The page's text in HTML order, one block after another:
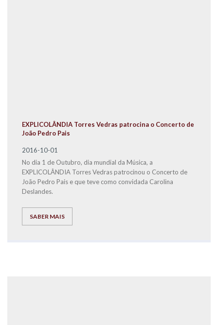
EXPLICOLÂNDIA Torres Vedras patrocina o Concerto de
João Pedro Pais
2016-10-01
No dia 1 de Outubro, dia mundial da Música, a
EXPLICOLÂNDIA Torres Vedras patrocinou o Concerto de
João Pedro Pais e que teve como convidada Carolina
Deslandes.
SABER MAIS